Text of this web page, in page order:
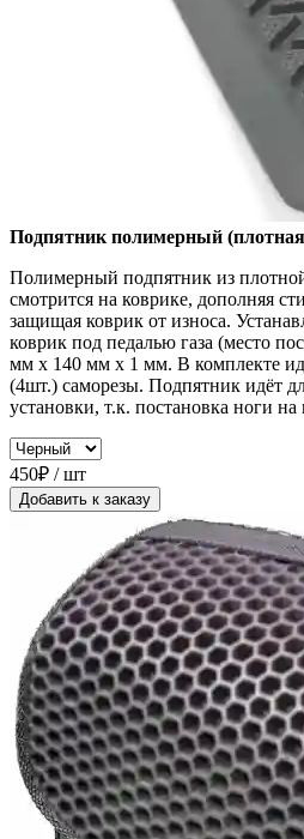
Подпятник полимерный (плотная
Полимерный подпятник из
смотрится на коврике, дополняя
защищая коврик от износа.
коврик под педалью газа (место
мм x 140 мм x 1 мм. В комплекте
(4шт.) саморезы. Подпятник идёт
установки, т.к. постановка ноги на
450₽ / шт
Добавить к заказу